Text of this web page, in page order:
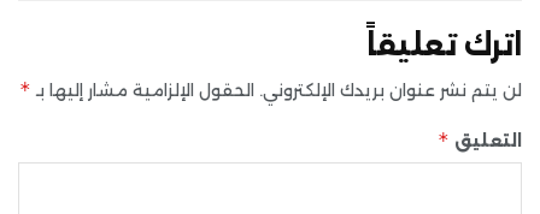
اترك تعليقاً
لن يتم نشر عنوان بريدك الإلكتروني. الحقول الإلزامية مشار إليها بـ *
التعليق *